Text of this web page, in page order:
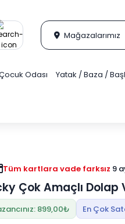
Mağazalarımız
Odası Yatak / Baza /
Tüm kartlara vade farksız 9
Çok Amaçlı Dolap
899,00₺ En Çok